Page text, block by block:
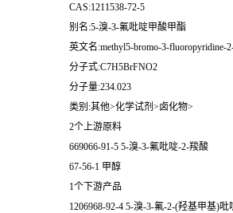
CAS:1211538-72-5
别名:5-溴-3-氟吡啶甲酸甲酯
英文名:methyl5-bromo-3-fluoropyridine-
分子式:C7H5BrFNO2
分子量:234.023
类别:其他>化学试剂>卤化物>
2个上游原料
669066-91-5 5-溴-3-氟吡啶-2-羧酸
67-56-1 甲醇
1个下游产品
1206968-92-4 5-溴-3-氟-2-(羟基甲基)吡